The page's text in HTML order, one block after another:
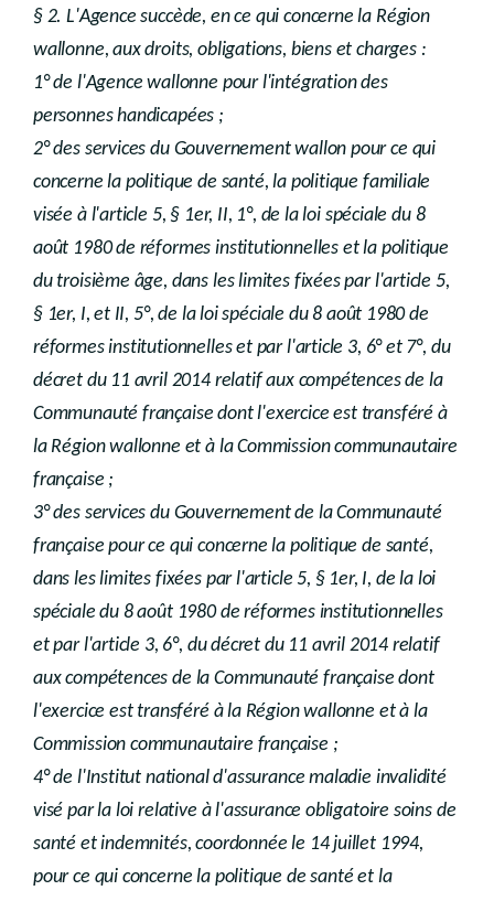
§ 2. L'Agence succède, en ce qui concerne la Région
wallonne, aux droits, obligations, biens et charges :
1° de l'Agence wallonne pour l'intégration des
personnes handicapées ;
2° des services du Gouvernement wallon pour ce qui
concerne la politique de santé, la politique familiale
visée à l'article 5, § 1er, II, 1°, de la loi spéciale du 8
août 1980 de réformes institutionnelles et la politique
du troisième âge, dans les limites fixées par l'article 5,
§ 1er, I, et II, 5°, de la loi spéciale du 8 août 1980 de
réformes institutionnelles et par l'article 3, 6° et 7°, du
décret du 11 avril 2014 relatif aux compétences de la
Communauté française dont l'exercice est transféré à
la Région wallonne et à la Commission communautaire
française ;
3° des services du Gouvernement de la Communauté
française pour ce qui concerne la politique de santé,
dans les limites fixées par l'article 5, § 1er, I, de la loi
spéciale du 8 août 1980 de réformes institutionnelles
et par l'article 3, 6°, du décret du 11 avril 2014 relatif
aux compétences de la Communauté française dont
l'exercice est transféré à la Région wallonne et à la
Commission communautaire française ;
4° de l'Institut national d'assurance maladie invalidité
visé par la loi relative à l'assurance obligatoire soins de
santé et indemnités, coordonnée le 14 juillet 1994,
pour ce qui concerne la politique de santé et la